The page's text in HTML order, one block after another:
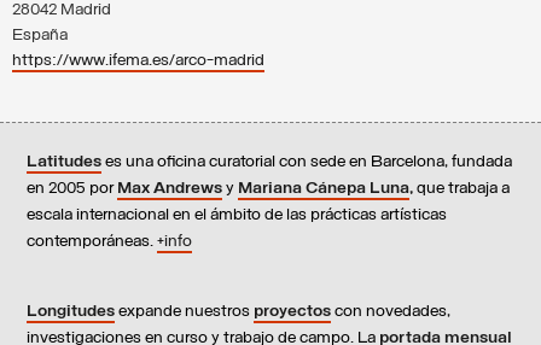
28042 Madrid
España
https://www.ifema.es/arco-madrid
Latitudes es una oficina curatorial con sede en Barcelona, fundada
en 2005 por Max Andrews y Mariana Cánepa Luna, que trabaja a
escala internacional en el ámbito de las prácticas artísticas
contemporáneas. +info
Longitudes expande nuestros proyectos con novedades,
investigaciones en curso y trabajo de campo. La portada mensual